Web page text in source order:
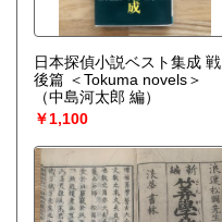
日本探偵小説ベスト集成 戦
後篇 ＜Tokuma novels＞
（中島河太郎 編）
￥1,100